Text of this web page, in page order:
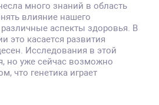
много знаний в область
влияние нашего
различные аспекты здоровья. В
это касается развития
Исследования в этой
но уже сейчас возможно
что генетика играет